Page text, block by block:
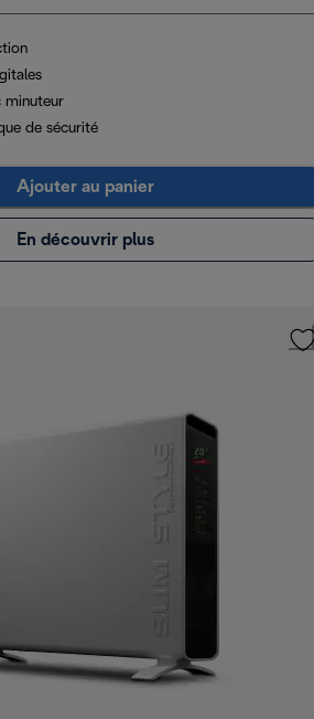
minuteur
de sécurité
Ajouter au panier
En découvrir plus